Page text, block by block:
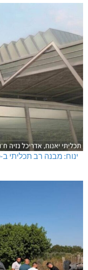
ינוח: מבנה רב תכליתי ב-120 מלש"ח